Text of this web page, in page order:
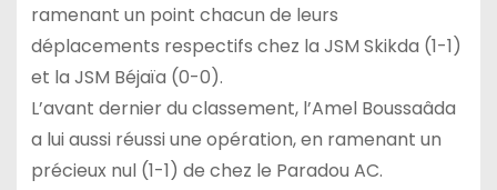
ramenant un point chacun de leurs
déplacements respectifs chez la JSM Skikda (1-1)
et la JSM Béjaïa (0-0).
L’avant dernier du classement, l’Amel Boussaâda
a lui aussi réussi une opération, en ramenant un
précieux nul (1-1) de chez le Paradou AC.